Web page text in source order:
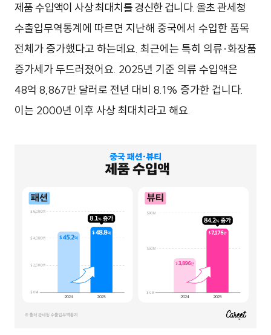
제품 수입액이 사상 최대치를 경신한 겁니다. 올초관세청
수출입무역통계에 따르면 지난해 중국에서 수입한 품목
전체가 증가했다고 하는데요. 최근에는 특히 의류·화장품
증가세가 두드러졌어요. 2025년 기준 의류 수입액은
48억 8,867만 달러로 전년 대비 8.1% 증가한 겁니다.
이는 2000년 이후 사상 최대치라고 해요.